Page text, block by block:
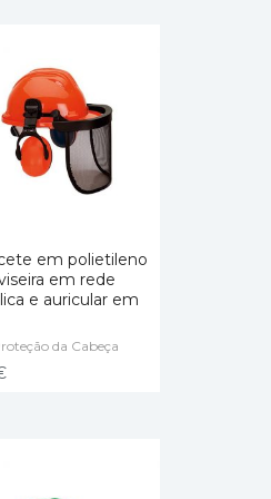
OPTIONS
em polietileno
em rede
e auricular em
da Cabeça